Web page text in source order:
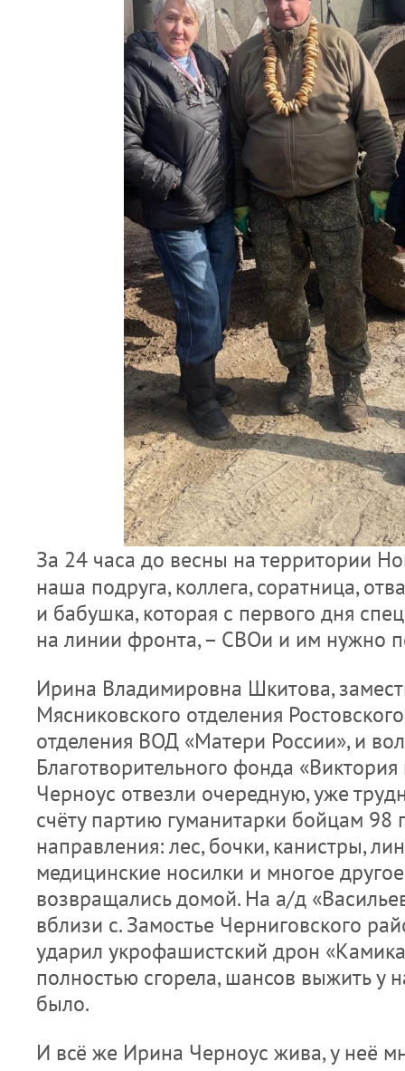
За 24 часа до весны на территории
наша подруга, коллега, соратница,
и бабушка, которая с первого дня
на линии фронта, – СВОи и им нужно
Ирина Владимировна Шкитова,
Мясниковского отделения
отделения ВОД «Матери России», и
Благотворительного фонда
Черноус отвезли очередную, уже
счёту партию гуманитарки бойцам 98
направления: лес, бочки, канистры,
медицинские носилки и многое
возвращались домой. На а/д
вблизи с. Замостье Черниговского
ударил укрофашистский дрон
полностью сгорела, шансов выжить у
было.
И всё же Ирина Черноус жива, у неё
19.12.2021